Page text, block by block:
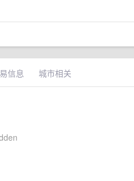
信息 城市相关